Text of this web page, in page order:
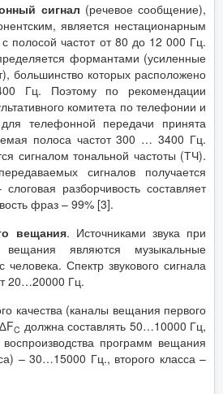
сигнал (речевое сообщение),
является нестационарным
полосой частот от 80 до 12 000 Гц.
формантами (усиленные
большинство которых расположено
Гц. Поэтому по рекомендации
комитета по телефонии и
телефонной передачи принята
полоса частот 300 … 3400 Гц.
сигналом тональной частоты (ТЧ).
сигналов получается
разборчивость составляет
фраз – 99% [3].
вещания. Источниками звука при
являются музыкальные
человека. Спектр звукового сигнала
20…20000 Гц.
качества (каналы вещания первого
C должна составлять 50…10000 Гц,
программ вещания
– 30…15000 Гц., второго класса –